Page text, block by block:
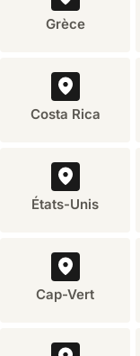
Grèce
Costa Rica
États-Unis
Cap-Vert